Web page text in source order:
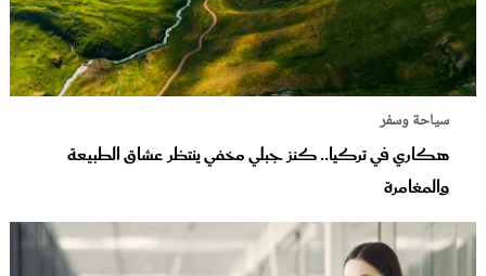
سياحة وسفر
هكاري في تركيا.. كنز جبلي مخفي ينتظر عشاق الطبيعة
والمغامرة